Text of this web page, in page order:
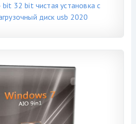
32 bit чистая установка с
диск usb 2020